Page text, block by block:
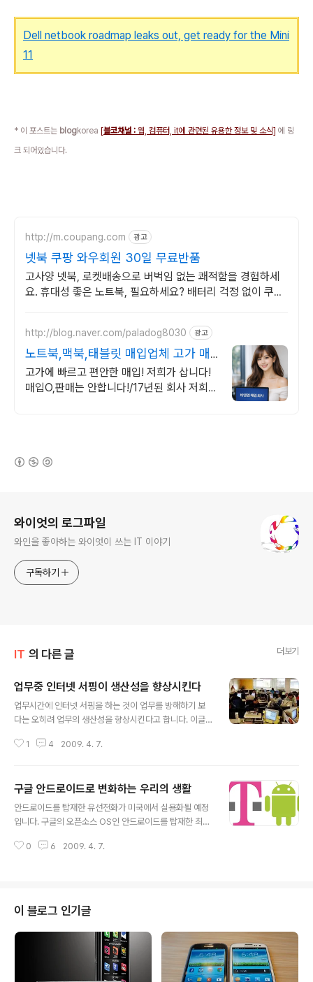
Dell netbook roadmap leaks out, get ready for the Mini
11
* 이 포스트는 blogkorea [블코채널 : 웹, 컴퓨터, it에 관련된 유용한 정보 및 소식] 에 링
크 되어있습니다.
http://m.coupang.com 광고
넷북 쿠팡 와우회원 30일 무료반품
고사양 넷북, 로켓배송으로 버벅임 없는 쾌적함을 경험하세
요. 휴대성 좋은 노트북, 필요하세요? 배터리 걱정 없이 쿠팡
http://blog.naver.com/paladog8030 광고
노트북,맥북,태블릿 매입업체 고가 매
입 회사
고가에 빠르고 편안한 매입! 저희가 삽니다!
매입O,판매는 안합니다!/17년된 회사 저희가
와이엇의 로그파일
와인을 좋아하는 와이엇이 쓰는 IT 이야기
구독하기
IT 의 다른 글 더보기
업무중 인터넷 서핑이 생산성을 향상시킨다
업무시간에 인터넷 서핑을 하는 것이 업무를 방해하기 보
다는 오히려 업무의 생산성을 향상시킨다고 합니다. 이글
면, 업무시간에 인터넷을 하다가 걸려도 그리 크게 혼나지
그렇지 않은 사람들보다 높다는 흥미로운 연구 결과가 나
왔습니다. 호주 멜버른 대학에 의하면 업무시간에 약간의
인터넷 서핑을 하도록 약간의 휴식시간을 주었더니 휴식후
넷 중독은 아직 문제라고 하는군요. 호주 멜버른 대학 연구
1 4 2009. 4. 7.
구글 안드로이드로 변화하는 우리의 생활
안드로이드를 탑재한 유선전화가 미국에서 실용화될 예정
입니다. 구글의 오픈소스 OS인 안드로이드를 탑재한 최초
내년 초부터 미국의 가정용 유선 전화기에도 안드로이드를
은 T-Mobile 협력사의 비밀 문건을 뉴욕 타임스가 입수
해 발표했습니다. 전화기는 도킹 스테이션에 연결해서 충
전할수 있으며 도킹 스테이션은 충전 기능외에도 다른 컴
퓨팅 기기들을 연결해서 데이터를 동기화해서 사용할수 있
다고 합니다. T-Mobile측은 집전화외에도 여러가지 다양
한 제품에 안드로이드를 적용할 계획이라고 밝혔습니..
0 6 2009. 4. 7.
이 블로그 인기글